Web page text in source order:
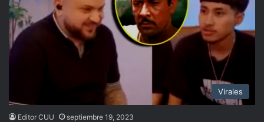
Virales
Editor CUU septiembre 19, 2023